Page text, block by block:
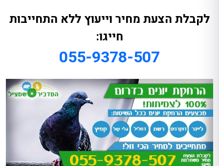
לקבלת הצעת מחיר וייעוץ ללא התחייבות
חייגו:
055-9378-507